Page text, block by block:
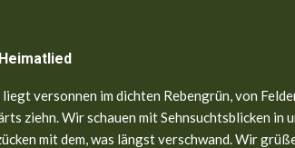
versonnen im dichten Rebengrün, von
ziehn. Wir schauen mit Sehnsuchtsblicken in
mit dem, was längst verschwand. Wir